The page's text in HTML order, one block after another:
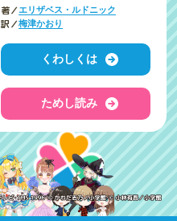
著／エリザベス・ルドニック
訳／梅津かおり
くわしくは
ためし読み